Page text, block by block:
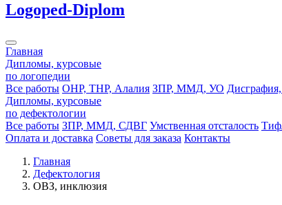
Logoped-Diplom
Главная
Дипломы, курсовые
по логопедии
Все работы ОНР, ТНР, Алалия ЗПР, ММД, УО
Дипломы, курсовые
по дефектологии
Все работы ЗПР, ММД, СДВГ Умственная отсталость
Оплата и доставка Советы для заказа Контакты
Главная
Дефектология
ОВЗ, инклюзия